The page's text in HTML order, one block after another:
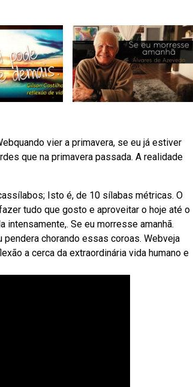
vier a primavera, se eu já estiver
que na primavera passada. A realidade
Isto é, de 10 sílabas métricas. O
tudo que gosto e aproveitar o hoje até o
Se eu morresse amanhã.
pendera chorando essas coroas. Webveja
a cerca da extraordinária vida humano e